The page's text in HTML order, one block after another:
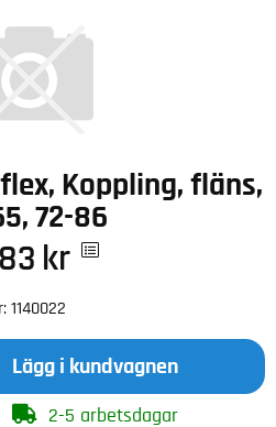
Koppling, fläns,
72-86
kr
1140022
Lägg i kundvagnen
2-5 arbetsdagar